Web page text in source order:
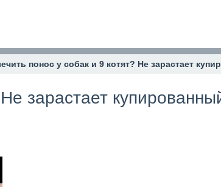
понос у собак и 9 котят? Не зарастает
зарастает